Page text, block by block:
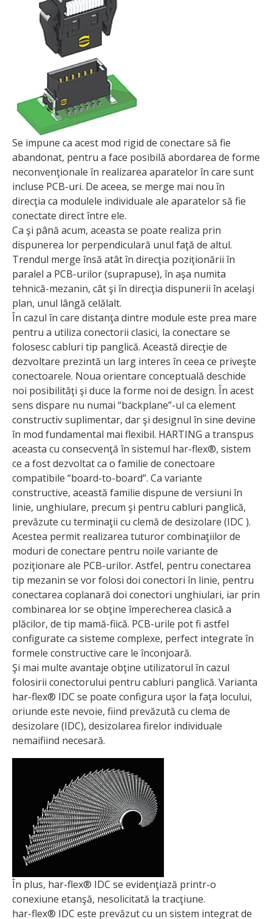
Se impune ca acest mod rigid de conectare să fie
abandonat, pentru a face posibilă abordarea de forme
neconvenţionale în realizarea aparatelor în care sunt
incluse PCB-uri. De aceea, se merge mai nou în
direcţia ca modulele individuale ale aparatelor să fie
conectate direct între ele.
Ca şi până acum, aceasta se poate realiza prin
dispunerea lor perpendiculară unul faţă de altul.
Trendul merge însă atât în direcţia poziţionării în
paralel a PCB-urilor (suprapuse), în aşa numita
tehnică-mezanin, cât şi în direcţia dispunerii în acelaşi
plan, unul lângă celălalt.
În cazul în care distanţa dintre module este prea mare
pentru a utiliza conectorii clasici, la conectare se
folosesc cabluri tip panglică. Această direcţie de
dezvoltare prezintă un larg interes în ceea ce priveşte
conectoarele. Noua orientare conceptuală deschide
noi posibilităţi şi duce la forme noi de design. În acest
sens dispare nu numai “backplane”-ul ca element
constructiv suplimentar, dar şi designul în sine devine
în mod fundamental mai flexibil. HARTING a transpus
aceasta cu consecvenţă în sistemul har-flex®, sistem
ce a fost dezvoltat ca o familie de conectoare
compatibile “board-to-board”. Ca variante
constructive, această familie dispune de versiuni în
linie, unghiulare, precum şi pentru cabluri panglică,
prevăzute cu terminaţii cu clemă de desizolare (IDC ).
Acestea permit realizarea tuturor combinaţiilor de
moduri de conectare pentru noile variante de
poziţionare ale PCB-urilor. Astfel, pentru conectarea
tip mezanin se vor folosi doi conectori în linie, pentru
conectarea coplanară doi conectori unghiulari, iar prin
combinarea lor se obţine împerecherea clasică a
plăcilor, de tip mamă-fiică. PCB-urile pot fi astfel
configurate ca sisteme complexe, perfect integrate în
formele constructive care le înconjoară.
Şi mai multe avantaje obţine utilizatorul în cazul
folosirii conectorului pentru cabluri panglică. Varianta
har-flex® IDC se poate configura uşor la faţa locului,
oriunde este nevoie, fiind prevăzută cu clema de
desizolare (IDC), desizolarea firelor individuale
nemaifiind necesară.
În plus, har-flex® IDC se evidenţiază printr-o
conexiune etanşă, nesolicitată la tracţiune.
har-flex® IDC este prevăzut cu un sistem integrat de